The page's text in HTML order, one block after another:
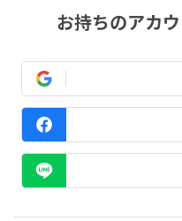
お持ちのアカ